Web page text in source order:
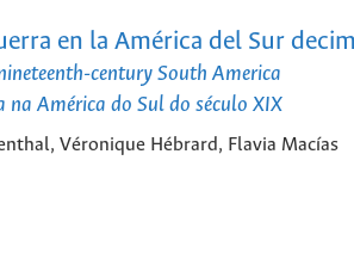
en la América del Sur
century South America
na América do Sul do século XIX
Véronique Hébrard, Flavia Macías